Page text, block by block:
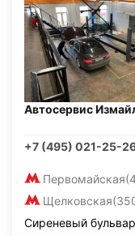
Автосервис
+7 (495) 021-25-
Первомайская
Щелковская
Сиреневый